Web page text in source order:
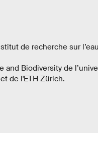
de recherche sur
and Biodiversity de
de l'ETH Zürich.